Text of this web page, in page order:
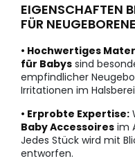
EIGENSCHAFTEN
FÜR
• Hochwertiges
für Babys sind
empfindlicher
Irritationen im
• Erprobte Expertise:
Baby Accessoires im
Jedes Stück wird mit
entworfen.